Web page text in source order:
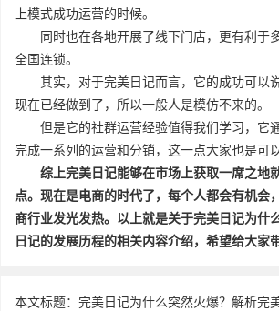
上模式成功运营的时候。
同时也在各地开展了线下门店，更有利于
全国连锁。
其实，对于完美日记而言，它的成功可以
现在已经做到了，所以一般人是模仿不来的。
但是它的社群运营经验值得我们学习，它通
完成一系列的运营和分销，这一点大家也是可
综上完美日记能够在市场上获取一席之地
点。现在是电商的时代了，每个人都会有机会
商行业发光发热。以上就是关于完美日记为什
日记的发展历程的相关内容介绍，希望给大家
本文标题：完美日记为什么突然火爆？解析完